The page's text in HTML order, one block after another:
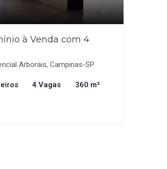
à Venda com 4
Arborais, Campinas-SP
4 Vagas 360 m²